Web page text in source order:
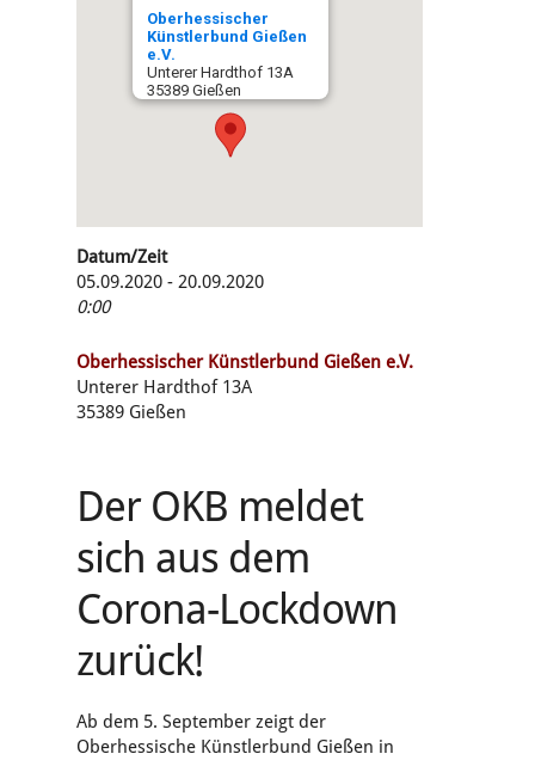
Oberhessischer
Künstlerbund Gießen
e.V.
Unterer Hardthof 13A
35389 Gießen
Datum/Zeit
05.09.2020 - 20.09.2020
0:00
Oberhessischer Künstlerbund Gießen e.V.
Unterer Hardthof 13A
35389 Gießen
Der OKB meldet
sich aus dem
Corona-Lockdown
zurück!
Ab dem 5. September zeigt der
Oberhessische Künstlerbund Gießen in